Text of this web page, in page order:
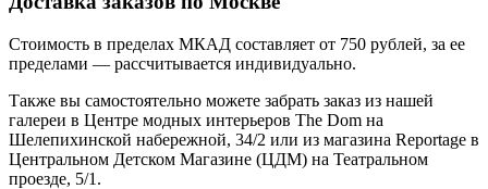
Стоимость в пределах МКАД составляет от 750 рублей, за ее
пределами — рассчитывается индивидуально.
Также вы самостоятельно можете забрать заказ из нашей
галереи в Центре модных интерьеров The Dom на
Шелепихинской набережной, 34/2 или из магазина Reportage в
Центральном Детском Магазине (ЦДМ) на Театральном
проезде, 5/1.